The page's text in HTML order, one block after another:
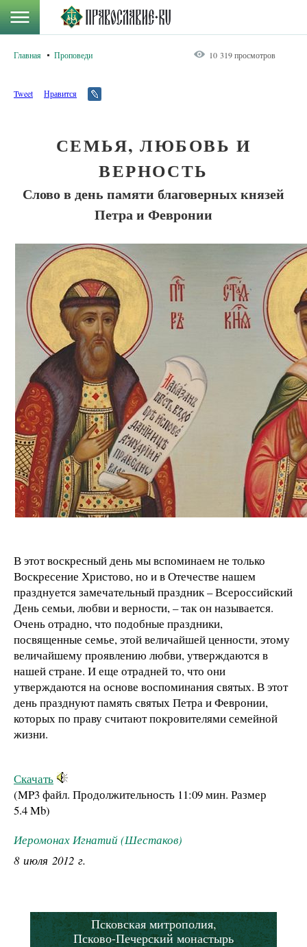
Главная Проповеди 10 319 просмотров
Tweet Нравится
СЕМЬЯ, ЛЮБОВЬ И
ВЕРНОСТЬ
Слово в день памяти благоверных князей
Петра и Февронии
В этот воскресный день мы вспоминаем не только
Воскресение Христово, но и в Отечестве нашем
празднуется замечательный праздник – Всероссийский
День семьи, любви и верности, – так он называется.
Очень отрадно, что подобные праздники,
посвященные семье, этой величайшей ценности, этому
величайшему проявлению любви, утверждаются в
нашей стране. И еще отрадней то, что они
утверждаются на основе воспоминания святых. В этот
день празднуют память святых Петра и Февронии,
которых по праву считают покровителями семейной
жизни.
Скачать
(MP3 файл. Продолжительность 11:09 мин. Размер
5.4 Mb)
Иеромонах Игнатий (Шестаков)
8 июля 2012 г.
Псковская митрополия,
Псково-Печерский монастырь